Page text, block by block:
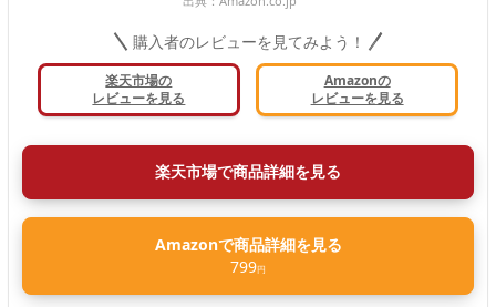
購入者のレビューを見てみよう！
楽天市場の
レビューを見る
Amazonの
レビューを見る
楽天市場で商品詳細を見る
Amazonで商品詳細を見る
799円